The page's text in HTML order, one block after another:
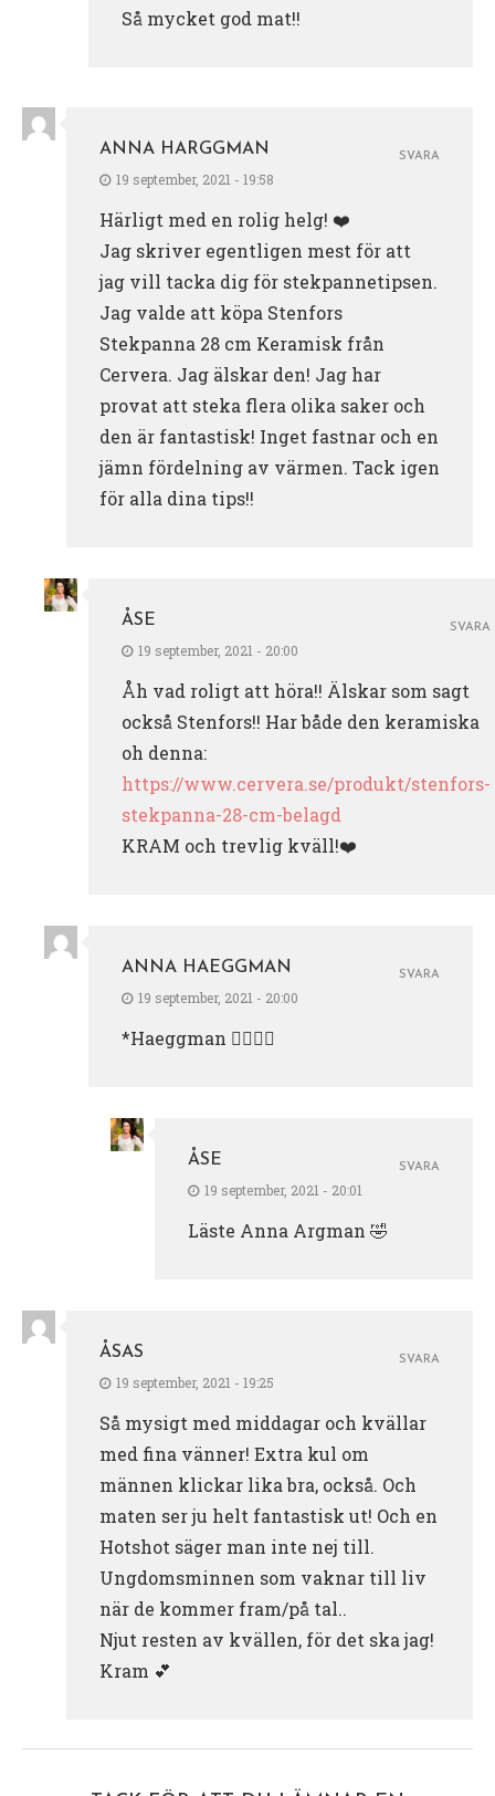
Så mycket god mat!!
ANNA HARGGMAN
19 september, 2021 - 19:58
Härligt med en rolig helg! ❤️
Jag skriver egentligen mest för att
jag vill tacka dig för stekpannetipsen.
Jag valde att köpa Stenfors
Stekpanna 28 cm Keramisk från
Cervera. Jag älskar den! Jag har
provat att steka flera olika saker och
den är fantastisk! Inget fastnar och en
jämn fördelning av värmen. Tack igen
för alla dina tips!!
SVARA
ÅSE
19 september, 2021 - 20:00
Åh vad roligt att höra!! Älskar som sagt
också Stenfors!! Har både den keramiska
oh denna:
https://www.cervera.se/produkt/stenfors-
stekpanna-28-cm-belagd
KRAM och trevlig kväll!❤️
SVARA
ANNA HAEGGMAN
19 september, 2021 - 20:00
*Haeggman 👆🏼😂😂
SVARA
ÅSE
19 september, 2021 - 20:01
Läste Anna Argman 🤣
SVARA
ÅSAS
19 september, 2021 - 19:25
Så mysigt med middagar och kvällar
med fina vänner! Extra kul om
männen klickar lika bra, också. Och
maten ser ju helt fantastisk ut! Och en
Hotshot säger man inte nej till.
Ungdomsminnen som vaknar till liv
när de kommer fram/på tal..
Njut resten av kvällen, för det ska jag!
Kram 💕
SVARA